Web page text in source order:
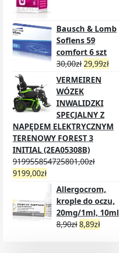
Bausch & Lomb
Soflens 59
comfort 6 szt
30,00zł29,99zł
VERMEIREN
WÓZEK
INWALIDZKI
SPECJALNY Z
NAPĘDEM ELEKTRYCZNYM
TERENOWY FOREST 3
INITIAL (2EA05308B)
919955854725801,00zł
9199,00zł
Allergocrom,
krople do oczu,
20mg/1ml, 10ml
8,90zł8,89zł